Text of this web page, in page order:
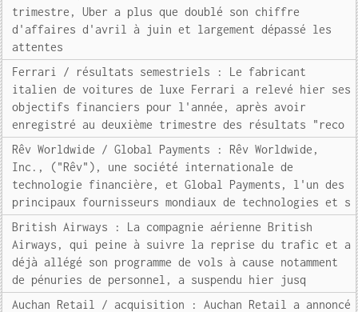
trimestre, Uber a plus que doublé son chiffre
d'affaires d'avril à juin et largement dépassé les
attentes
Ferrari / résultats semestriels : Le fabricant
italien de voitures de luxe Ferrari a relevé hier ses
objectifs financiers pour l'année, après avoir
enregistré au deuxième trimestre des résultats "reco
Rêv Worldwide / Global Payments : Rêv Worldwide,
Inc., ("Rêv"), une société internationale de
technologie financière, et Global Payments, l'un des
principaux fournisseurs mondiaux de technologies et s
British Airways : La compagnie aérienne British
Airways, qui peine à suivre la reprise du trafic et a
déjà allégé son programme de vols à cause notamment
de pénuries de personnel, a suspendu hier jusq
Auchan Retail / acquisition : Auchan Retail a annoncé